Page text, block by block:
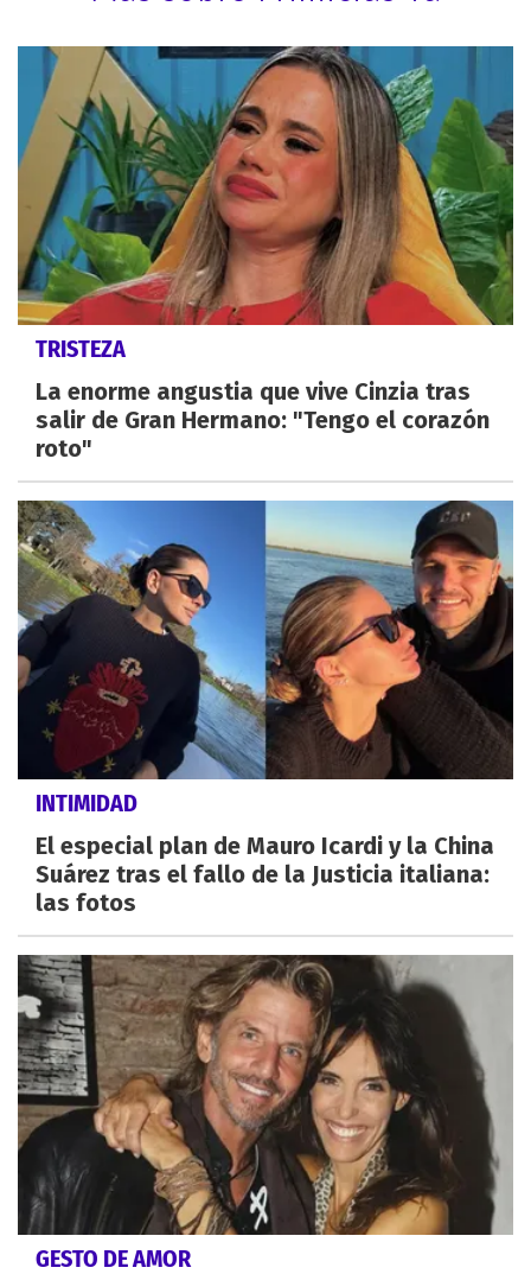
TRISTEZA
La enorme angustia que vive Cinzia tras
salir de Gran Hermano: "Tengo el corazón
roto"
INTIMIDAD
El especial plan de Mauro Icardi y la China
Suárez tras el fallo de la Justicia italiana:
las fotos
GESTO DE AMOR